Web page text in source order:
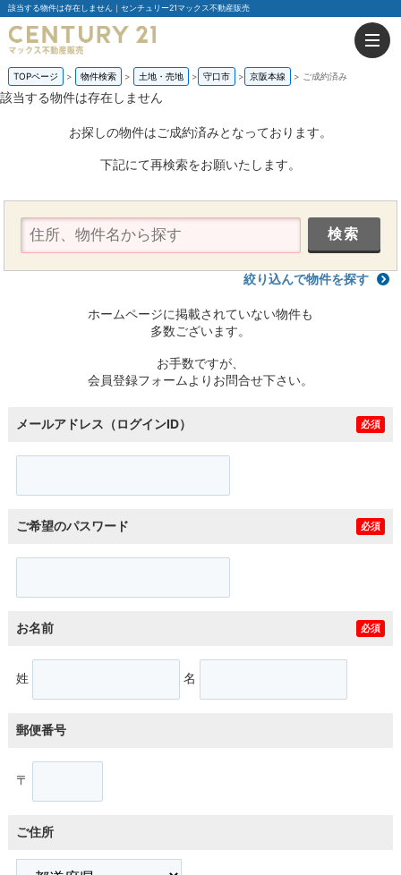
該当する物件は存在しません｜センチュリー21マックス不動産販売
TOPページ 物件検索 土地・売地 守口市 京阪本線 ご成約済み
該当する物件は存在しません
お探しの物件はご成約済みとなっております。
下記にて再検索をお願いたします。
絞り込んで物件を探す
ホームページに掲載されていない物件も
多数ございます。
お手数ですが、
会員登録フォームよりお問合せ下さい。
メールアドレス（ログインID） 必須
ご希望のパスワード 必須
お名前 必須
姓 名
郵便番号
〒
ご住所